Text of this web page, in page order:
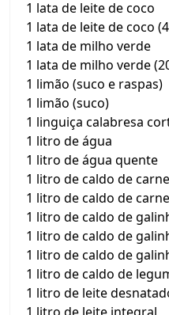
1 lata de leite de coco
1 lata de leite de coco
1 lata de milho verde
1 lata de milho verde
1 limão (suco e raspas)
1 limão (suco)
1 linguiça calabresa
1 litro de água
1 litro de água quente
1 litro de caldo de carne
1 litro de caldo de
1 litro de caldo de
1 litro de caldo de
1 litro de caldo de
1 litro de caldo de
1 litro de leite